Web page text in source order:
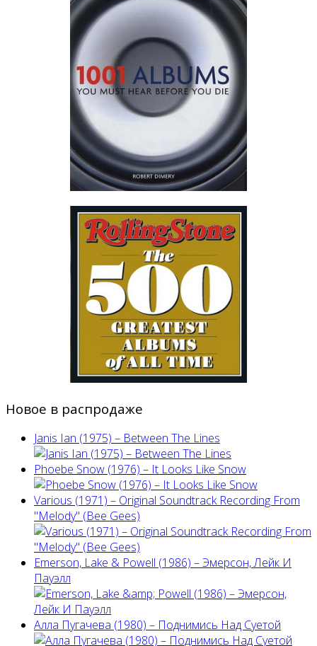
Новое в распродаже
Janis Ian (1975) ‎– Between The Lines
Phoebe Snow (1976) – It Looks Like Snow
Various (1971) – Original Soundtrack Recording From
"Melody" (Bee Gees)
Emerson, Lake & Powell (1986) ‎– Эмерсон, Лейк И
Пауэлл
Алла Пугачева (1980) – Поднимись Над Суетой